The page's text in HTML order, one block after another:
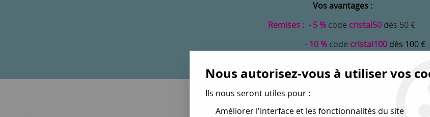
Vos avantages:
Remises : - 5 % code cristal50dès 50 €
- 10 % code cristal100dès 100 €
Nous autorisez-vous à utiliser vos
Ils nous seront utiles pour :
Améliorer l'interface et les fonctionnalités du site